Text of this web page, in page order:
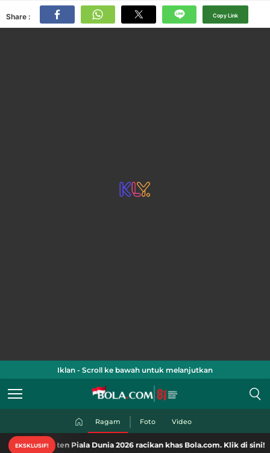
Share : Copy Link
Iklan - Scroll ke bawah untuk melanjutkan
Ragam Foto Video
EKSKLUSIF!
Piala Dunia 2026 racikan khas Bola.com. Klik di sini!